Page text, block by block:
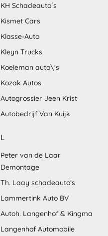
KH Schadeauto´s
Kismet Cars
Klasse-Auto
Kleyn Trucks
Koeleman auto\'s
Kozak Autos
Autogrossier Jeen Krist
Autobedrijf Van Kuijk
L
Peter van de Laar
Demontage
Th. Laay schadeauto's
Lammertink Auto BV
Autoh. Langenhof & Kingma
Langenhof Automobile